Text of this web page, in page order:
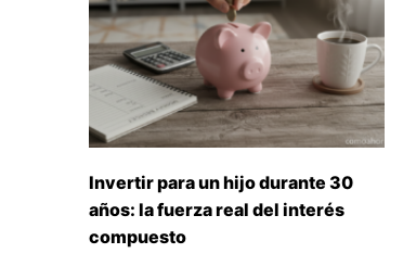
Invertir para un hijo durante 30
años: la fuerza real del interés
compuesto